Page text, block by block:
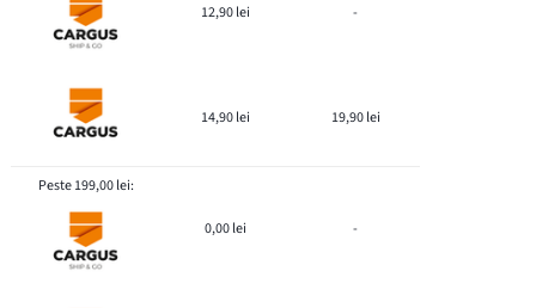
12,90 lei -
14,90 lei 19,90 lei
Peste 199,00 lei:
0,00 lei -